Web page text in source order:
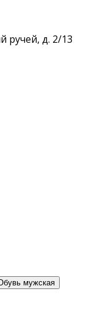
ручей, д. 2/13
мужская